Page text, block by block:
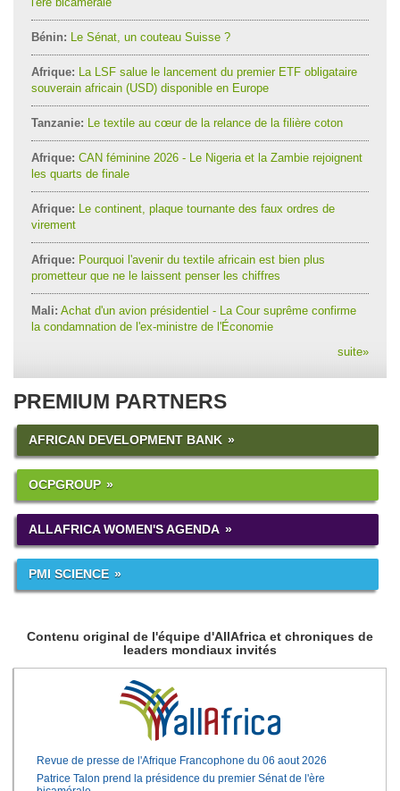
Bénin: Le Sénat, un couteau Suisse ?
Afrique: La LSF salue le lancement du premier ETF obligataire
souverain africain (USD) disponible en Europe
Tanzanie: Le textile au cœur de la relance de la filière coton
Afrique: CAN féminine 2026 - Le Nigeria et la Zambie rejoignent
les quarts de finale
Afrique: Le continent, plaque tournante des faux ordres de
virement
Afrique: Pourquoi l'avenir du textile africain est bien plus
prometteur que ne le laissent penser les chiffres
Mali: Achat d'un avion présidentiel - La Cour suprême confirme
la condamnation de l'ex-ministre de l'Économie
suite»
PREMIUM PARTNERS
AFRICAN DEVELOPMENT BANK
OCPGROUP
ALLAFRICA WOMEN'S AGENDA
PMI SCIENCE
Contenu original de l'équipe d'AllAfrica et chroniques de
leaders mondiaux invités
Revue de presse de l'Afrique Francophone du 06 aout 2026
Patrice Talon prend la présidence du premier Sénat de l'ère